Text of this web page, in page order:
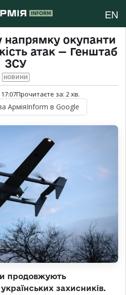
EN
напрямку окупанти
атак — Генштаб
ЗСУ
НОВИНИ
Прочитаєте за: 2хв.
АрміяInform в Google
продовжують
захисників.